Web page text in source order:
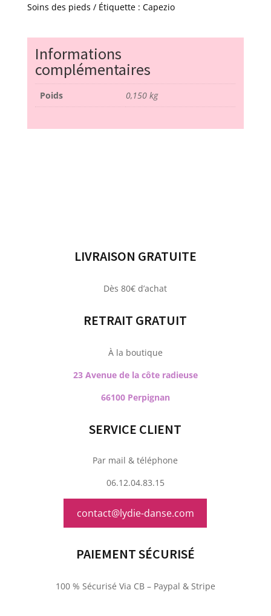
-Soins des pieds
Étiquette : Capezio
Informations
complémentaires
Poids 0,150 kg
LIVRAISON GRATUITE
Dès 80€ d’achat
RETRAIT GRATUIT
À la boutique
23 Avenue de la côte radieuse
66100 Perpignan
SERVICE CLIENT
Par mail & téléphone
06.12.04.83.15
contact@lydie-danse.com
PAIEMENT SÉCURISÉ
100 % Sécurisé Via CB – Paypal & Stripe